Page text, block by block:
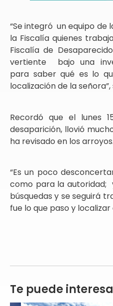
“Se integró un equipo de
la Fiscalía quienes
Fiscalía de
vertiente bajo una
para saber qué es lo
localización de la señora”,
Recordó que el lunes
desaparición, llovió
ha revisado en los arroyos.
“Es un poco
como para la autoridad;
búsquedas y se seguirá
fue lo que paso y
Te puede